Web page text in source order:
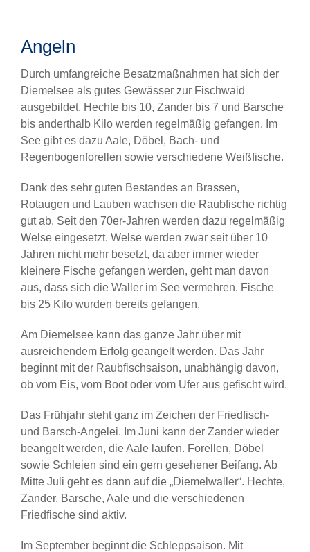
Angeln
Durch umfangreiche Besatzmaßnahmen hat sich der
Diemelsee als gutes Gewässer zur Fischwaid
ausgebildet. Hechte bis 10, Zander bis 7 und Barsche
bis anderthalb Kilo werden regelmäßig gefangen. Im
See gibt es dazu Aale, Döbel, Bach- und
Regenbogenforellen sowie verschiedene Weißfische.
Dank des sehr guten Bestandes an Brassen,
Rotaugen und Lauben wachsen die Raubfische richtig
gut ab. Seit den 70er-Jahren werden dazu regelmäßig
Welse eingesetzt. Welse werden zwar seit über 10
Jahren nicht mehr besetzt, da aber immer wieder
kleinere Fische gefangen werden, geht man davon
aus, dass sich die Waller im See vermehren. Fische
bis 25 Kilo wurden bereits gefangen.
Am Diemelsee kann das ganze Jahr über mit
ausreichendem Erfolg geangelt werden. Das Jahr
beginnt mit der Raubfischsaison, unabhängig davon,
ob vom Eis, vom Boot oder vom Ufer aus gefischt wird.
Das Frühjahr steht ganz im Zeichen der Friedfisch-
und Barsch-Angelei. Im Juni kann der Zander wieder
beangelt werden, die Aale laufen. Forellen, Döbel
sowie Schleien sind ein gern gesehener Beifang. Ab
Mitte Juli geht es dann auf die „Diemelwaller“. Hechte,
Zander, Barsche, Aale und die verschiedenen
Friedfische sind aktiv.
Im September beginnt die Schleppsaison. Mit